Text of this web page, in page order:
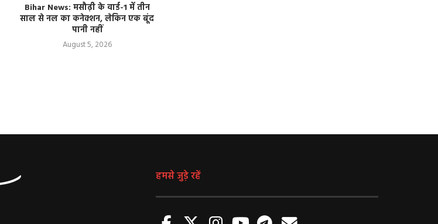
Bihar News: मसौढ़ी के वार्ड-1 में तीन
साल से नल का कनेक्शन, लेकिन एक बूंद
पानी नहीं
August 5, 2026
हमसे जुड़े रहें